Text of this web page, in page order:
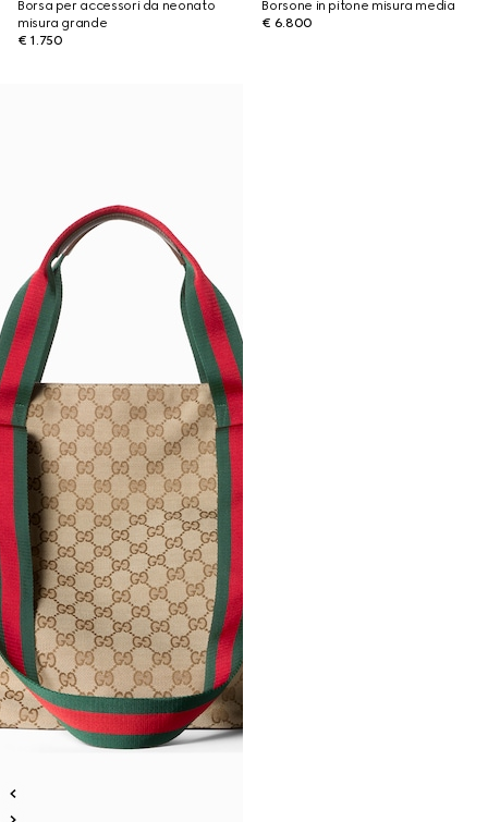
Borsa per accessori da neonato
misura grande
€ 1.750
Borsone in pitone misura media
€ 6.800